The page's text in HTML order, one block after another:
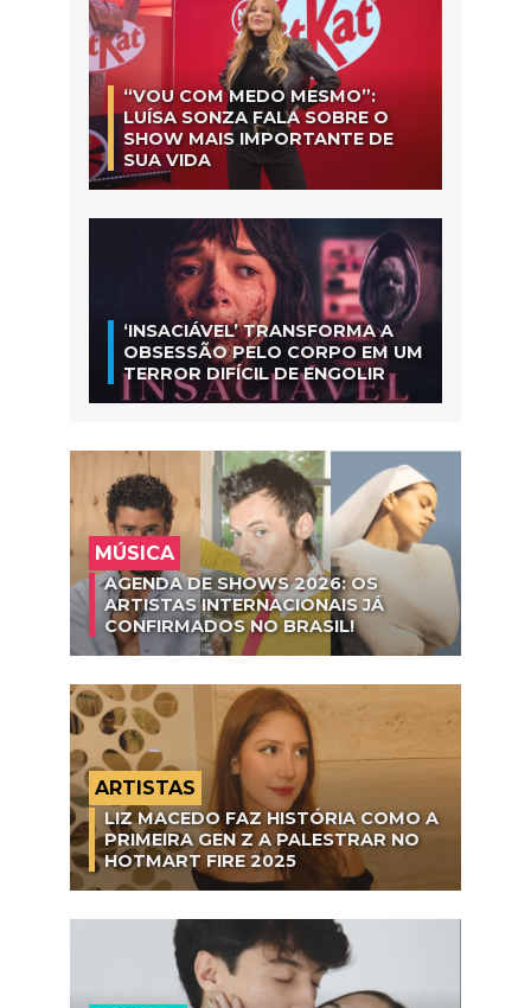
“VOU COM MEDO MESMO”:
LUÍSA SONZA FALA SOBRE O
SHOW MAIS IMPORTANTE DE
SUA VIDA
‘INSACIÁVEL’ TRANSFORMA A
OBSESSÃO PELO CORPO EM UM
TERROR DIFÍCIL DE ENGOLIR
MÚSICA
AGENDA DE SHOWS 2026: OS
ARTISTAS INTERNACIONAIS JÁ
CONFIRMADOS NO BRASIL!
ARTISTAS
LIZ MACEDO FAZ HISTÓRIA COMO A
PRIMEIRA GEN Z A PALESTRAR NO
HOTMART FIRE 2025